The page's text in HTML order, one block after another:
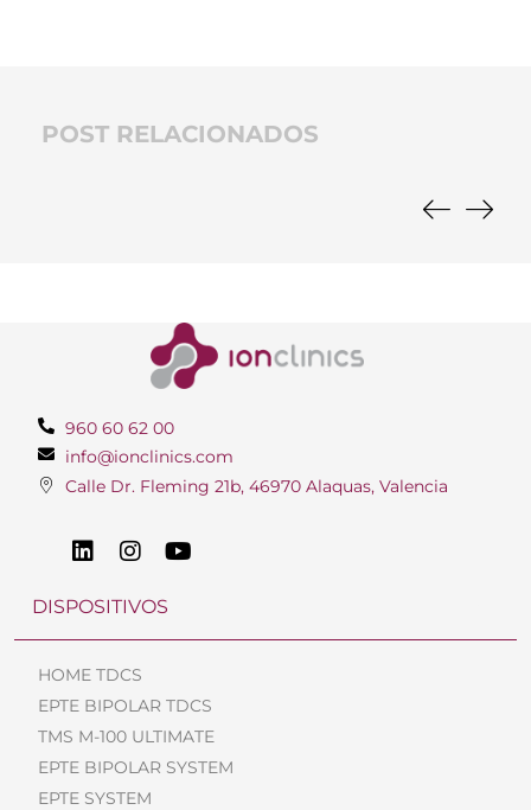
POST RELACIONADOS
960 60 62 00
info@ionclinics.com
Calle Dr. Fleming 21b, 46970 Alaquas, Valencia
DISPOSITIVOS
HOME TDCS
EPTE BIPOLAR TDCS
TMS M-100 ULTIMATE
EPTE BIPOLAR SYSTEM
EPTE SYSTEM